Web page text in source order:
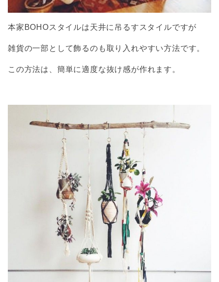
本家BOHOスタイルは天井に吊るすスタイルですが
雑貨の一部として飾るのも取り入れやすい方法です。
この方法は、簡単に適度な抜け感が作れます。